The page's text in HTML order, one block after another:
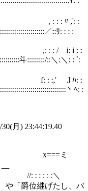
,': :
／::ﾘ: : : :
i : :
斗:::::::::/::＼:＼: : `:
ﾊ: :
丶ﾍ: :
30(月) 23:44:19.40
ミ
:＼
継げたし、バ